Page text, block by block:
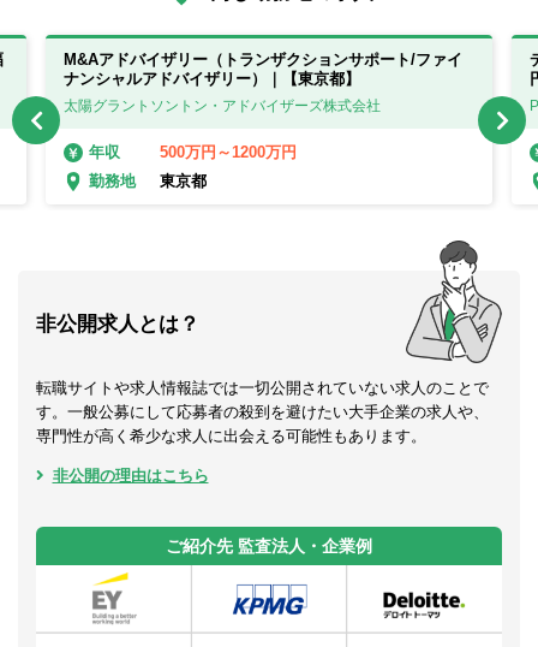
M&Aアドバイザリー（トランザクションサポート/ファイ
ナンシャルアドバイザリー）｜【東京都】
太陽グラントソントン・アドバイザーズ株式会社
年収
500万円～1200万円
勤務地
東京都
非公開求人とは？
転職サイトや求人情報誌では一切公開されていない求人のことで
す。一般公募にして応募者の殺到を避けたい大手企業の求人や、
専門性が高く希少な求人に出会える可能性もあります。
非公開の理由はこちら
ご紹介先 監査法人・企業例